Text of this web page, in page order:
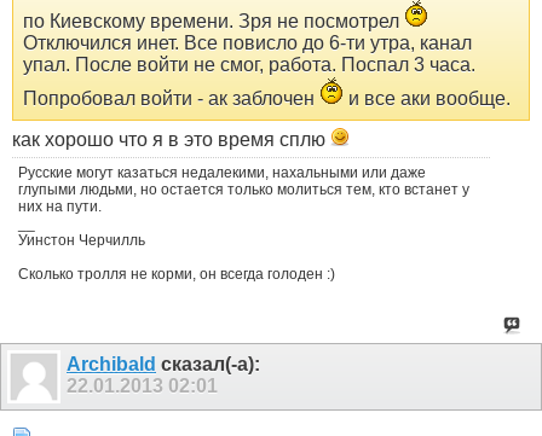
по Киевскому времени. Зря не посмотрел
Отключился инет. Все повисло до 6-ти утра, канал
упал. После войти не смог, работа. Поспал 3 часа.
Попробовал войти - ак заблочен
и все аки вообще.
как хорошо что я в это время сплю
Русские могут казаться недалекими, нахальными или даже
глупыми людьми, но остается только молиться тем, кто встанет у
них на пути.
Уинстон Черчилль
Сколько тролля не корми, он всегда голоден :)
Archibald сказал(-а):
22.01.2013 02:01